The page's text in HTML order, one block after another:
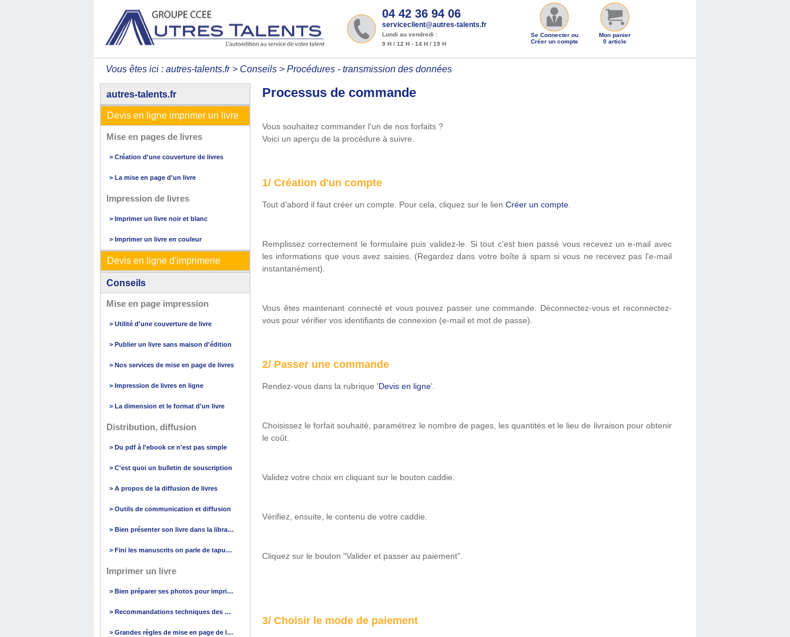
04 42 36 94 06
serviceclient@autres-talents.fr
Lundi au vendredi :
9 H / 12 H - 14 H / 19 H
Se Connecter ou
Créer un compte
Mon panier
0 article
Vous êtes ici : autres-talents.fr> Conseils > Procédures - transmission des données
autres-talents.fr
Devis en ligne imprimer un livre
Mise en pages de livres
> Création d'une couverture de livres
> La mise en page d'un livre
Impression de livres
> Imprimer un livre noir et blanc
> Imprimer un livre en couleur
Devis en ligne d'imprimerie
Conseils
Mise en page impression
> Utilité d'une couverture de livre
> Publier un livre sans maison d'édition
> Nos services de mise en page de livres
> Impression de livres en ligne
> La dimension et le format d'un livre
Distribution, diffusion
> Du pdf à l'ebook ce n'est pas simple
> C'est quoi un bulletin de souscription
> A propos de la diffusion de livres
> Outils de communication et diffusion
> Bien présenter son livre dans la librairie
> Fini les manuscrits on parle de tapuscrit
Imprimer un livre
> Bien préparer ses photos pour imprimer
> Recommandations techniques des pdf
> Grandes règles de mise en page de livre
Processus de commande
Vous souhaitez commander l'un de nos forfaits ?
Voici un aperçu de la procédure à suivre.
1/ Création d'un compte
Tout d’abord il faut créer un compte. Pour cela, cliquez sur le lien Créer un compte
Remplissez correctement le formulaire puis validez-le. Si tout c'est bien passé vous recevez un e-mail avec
les informations que vous avez saisies. (Regardez dans votre boîte à spam si vous ne recevez pas l'e-mail
instantanément).
Vous êtes maintenant connecté et vous pouvez passer une commande. Déconnectez-vous et reconnectez-
vous pour vérifier vos identifiants de connexion (e-mail et mot de passe).
2/ Passer une commande
Rendez-vous dans la rubrique 'Devis en ligne'.
Choisissez le forfait souhaité, paramétrez le nombre de pages, les quantités et le lieu de livraison pour obtenir
le coût.
Validez votre choix en cliquant sur le bouton caddie.
Vérifiez, ensuite, le contenu de votre caddie.
Cliquez sur le bouton "Valider et passer au paiement".
3/ Choisir le mode de paiement